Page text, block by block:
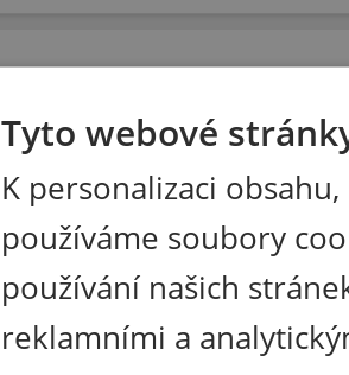
Tyto webové
K personalizaci
používáme soubory
používání našich
reklamními a